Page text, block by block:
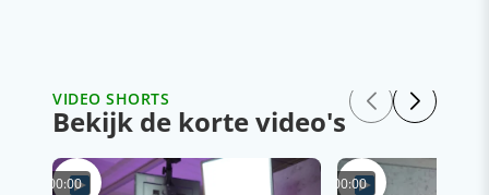
VIDEO SHORTS
Bekijk de korte video's
00:00 00:00